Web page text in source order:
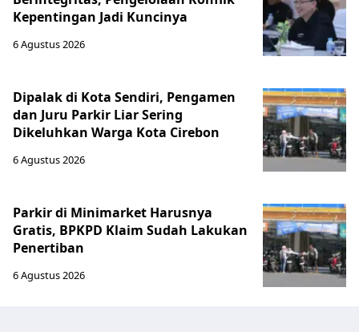
Kepentingan Jadi Kuncinya
6 Agustus 2026
Dipalak di Kota Sendiri, Pengamen
dan Juru Parkir Liar Sering
Dikeluhkan Warga Kota Cirebon
6 Agustus 2026
Parkir di Minimarket Harusnya
Gratis, BPKPD Klaim Sudah Lakukan
Penertiban
6 Agustus 2026